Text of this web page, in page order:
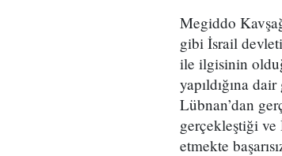
Megiddo
gibi İsrail
ile ilgisinin
yapıldığına
Lübnan’dan
gerçekleştiği ve
etmekte